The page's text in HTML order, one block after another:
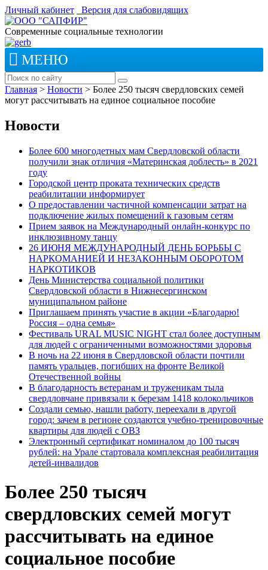
Личный кабинет Версия для слабовидящих
Современные социальные технологии
МЕНЮ
Главная > Новости > Более 250 тысяч свердловских семей
могут рассчитывать на единое социальное пособие
Новости
Более 600 многодетных мам Свердловской области
получили знак отличия «Материнская доблесть» в 2021
году
Городской центр проката технических средств
реабилитации информирует
О предоставлении частичной компенсации затрат на
подключение жилых помещений к газовым сетям
Прием заявок на Международный онлайн-конкурс по
инклюзивному танцу
26 ИЮНЯ МЕЖДУНАРОДНЫЙ ДЕНЬ БОРЬБЫ С
НАРКОМАНИЕЙ И НЕЗАКОННЫМ ОБОРОТОМ
НАРКОТИКОВ
День Министерства социальной политики
Свердловской области в Нижнесергинском
муниципальном районе
Приглашаем принять участие в акции «Благодарю!
Россия – одна семья»
Фестиваль URAL MUSIC NIGHT стал более доступным
для людей с ограниченными возможностями здоровья
В ночь на 22 июня в Свердловской области почтили
память уральцев, погибших на фронте Великой
Отечественной войны
В благодарность ветеранам и труженикам тыла
свердловчане привязали к березам 1418 колокольчиков
Создали семью, нашли работу, переехали в другой
город: зачем в регионе создаются учебно-тренировочные
квартиры для людей с ОВЗ
Электронный сертификат номиналом до 100 тысяч
рублей: на Урале стартовала комплексная реабилитация
детей-инвалидов
Более 250 тысяч
свердловских семей могут
рассчитывать на единое
социальное пособие